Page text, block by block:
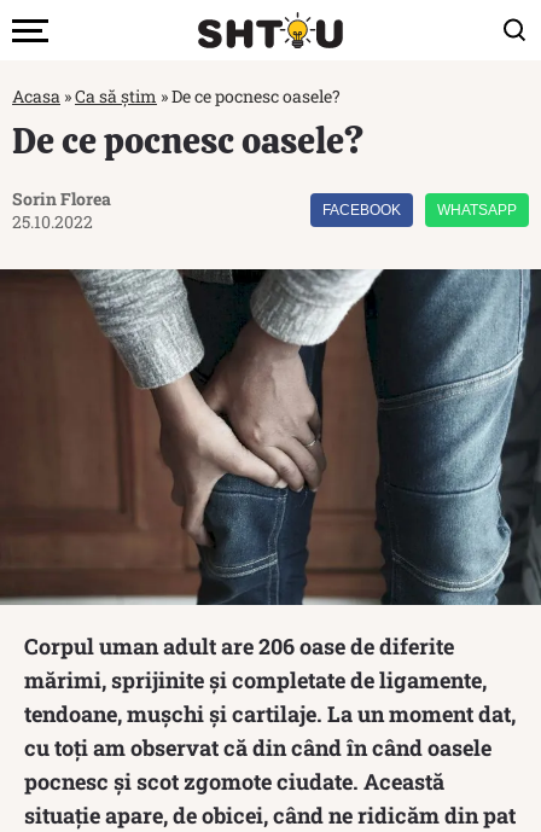
Acasa »Ca să știm »De ce pocnesc oasele?
De ce pocnesc oasele?
Sorin Florea
25.10.2022
FACEBOOK WHATSAPP
Corpul uman adult are 206 oase de diferite
mărimi, sprijinite și completate de ligamente,
tendoane, mușchi și cartilaje. La un moment dat,
cu toți am observat că din când în când oasele
pocnesc și scot zgomote ciudate. Această
situație apare, de obicei, când ne ridicăm din pat